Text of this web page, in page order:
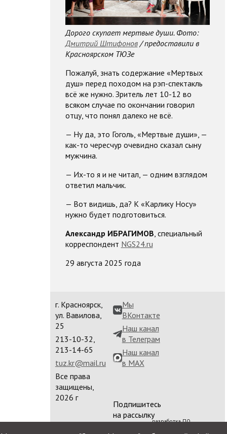
Дорого скупает мертвые души. Фото:
Дмитрий Штифонов/ предоставили в
Красноярском ТЮЗе
Пожалуй, знать содержание «Мертвых
душ» перед походом на рэп-спектакль
всё же нужно. Зритель лет 10-12 во
всяком случае по окончании говорил
отцу, что понял далеко не всё.
— Ну да, это Гоголь, «Мертвые души», —
как-то чересчур очевидно сказал сыну
мужчина.
— Их-то я и не читал, — одним взглядом
ответил мальчик.
— Вот видишь, да? К «Карлику Носу»
нужно будет подготовиться.
Александр ИБРАГИМОВ , специальный
корреспондент NGS24.ru
29 августа 2025 года
г. Красноярск,
ул. Вавилова,
25
213-10-32,
213-14-65
tuz.kr@mail.ru
Все права
защищены,
2026 г
Мы
ВКонтакте
Наш канал
в Телеграм
Наш канал
в MAX
Подпишитесь
на рассылку
разработка ПО
сайта